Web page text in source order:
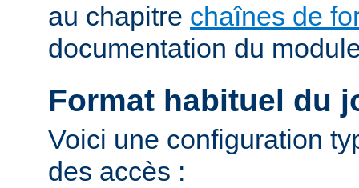
au chapitre chaînes de
documentation du
Format habituel du
Voici une configuration
des accès :